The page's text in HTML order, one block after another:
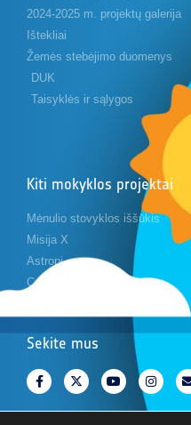
2024-2025 m. projektų galerija
Ištekliai
Žemės stebėjimo duomenys
DUK
Taisyklės ir sąlygos
Kiti mokyklos projektai
Mėnulio stovyklos iššūkis
Misija X
Astropi
Cansat
Sekite mus